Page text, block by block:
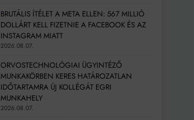
BRUTÁLIS ÍTÉLET A META ELLEN: 567 MILLIÓ
DOLLÁRT KELL FIZETNIE A FACEBOOK ÉS AZ
INSTAGRAM MIATT
2026.08.07.
ORVOSTECHNOLÓGIAI ÜGYINTÉZŐ
MUNKAKÖRBEN KERES HATÁROZATLAN
IDŐTARTAMRA ÚJ KOLLÉGÁT EGRI
MUNKAHELY
2026.08.07.